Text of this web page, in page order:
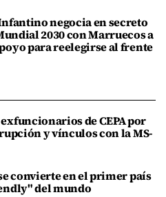
negocia en secreto
2030 con Marruecos a
para reelegirse al frente
de CEPA por
y vínculos con la MS-
convierte en el primer país
del mundo